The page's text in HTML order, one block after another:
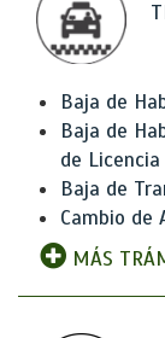
Baja de
Baja de
de Licencia
Baja de
Cambio de
MÁS